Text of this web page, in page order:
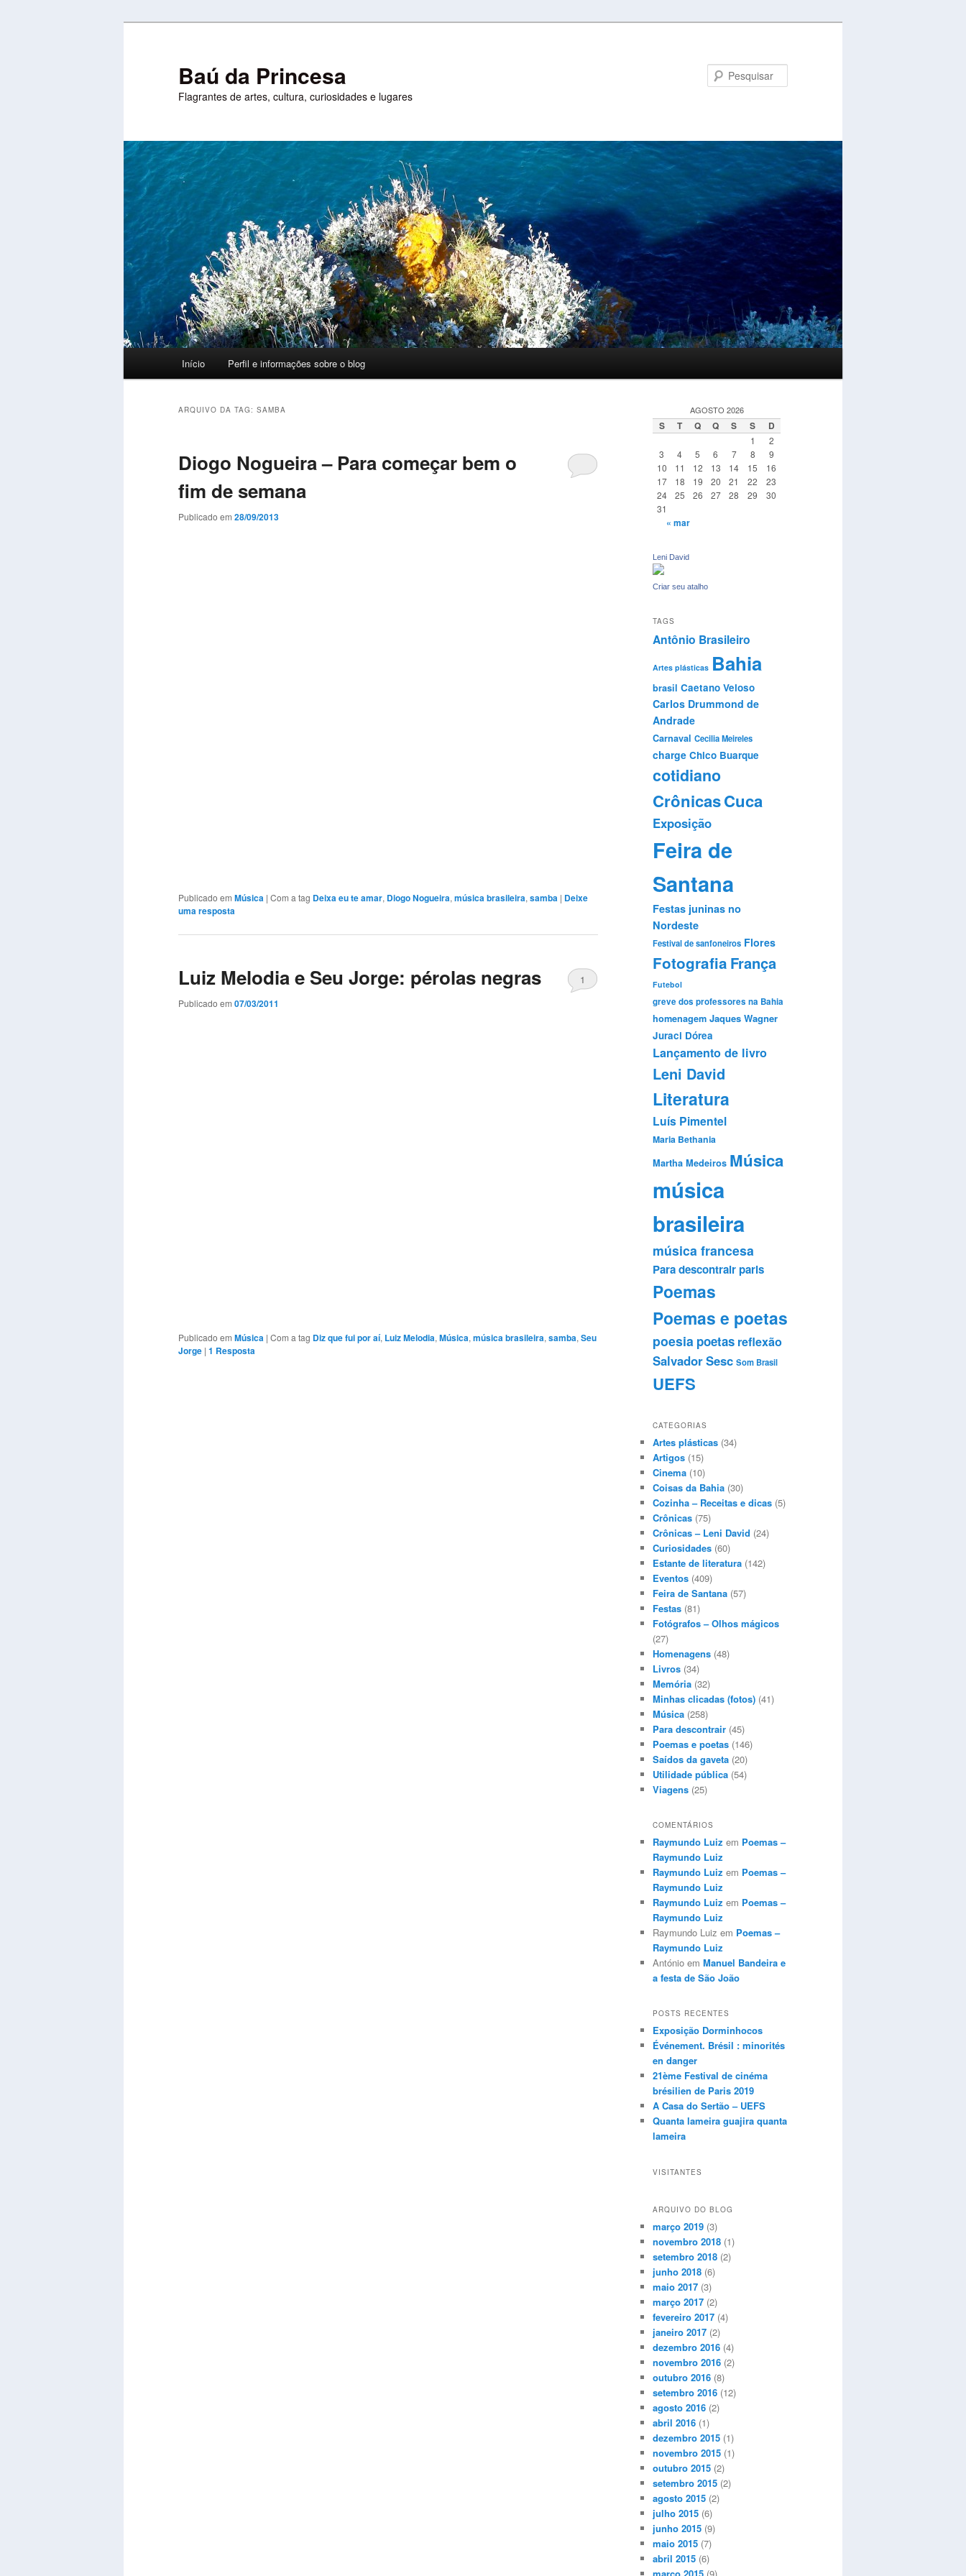
Baú da Princesa
Flagrantes de artes, cultura, curiosidades e lugares
Início Perfil e informações sobre o blog
ARQUIVO DA TAG: SAMBA
Diogo Nogueira – Para começar bem o
fim de semana
Publicado em 28/09/2013
Publicado em Música | Com a tag Deixa eu te amar, Diogo Nogueira, música brasileira, samba | Deixe
uma resposta
Luiz Melodia e Seu Jorge: pérolas negras
Publicado em 07/03/2011
1
Publicado em Música | Com a tag Diz que fui por aí, Luiz Melodia, Música, música brasileira, samba, Seu
Jorge | 1 Resposta
AGOSTO 2026
S T Q Q S S D
1
2
3
4 5 6 7 8
9
10
11 12 13 14 15
16
17
18 19 20 21 22
23
24
25 26 27 28 29
30
31
« mar
Leni David
Criar seu atalho
TAGS
Antônio Brasileiro
Artes plásticas Bahia
brasil Caetano Veloso
Carlos Drummond de
Andrade
Carnaval Cecilia Meireles
charge Chico Buarque
cotidiano
CrônicasCuca
Exposição
Feira de
Santana
Festas juninas no
Nordeste
Festival de sanfoneiros Flores
Fotografia França
Futebol
greve dos professores na Bahia
homenagem Jaques Wagner
Juraci Dórea
Lançamento de livro
Leni David
Literatura
Luís Pimentel
Maria Bethania
Martha Medeiros Música
música
brasileira
música francesa
Para descontrairparis
Poemas
Poemas e poetas
poesia poetas reflexão
SalvadorSesc Som Brasil
UEFS
CATEGORIAS
Artes plásticas (34)
Artigos (15)
Cinema (10)
Coisas da Bahia (30)
Cozinha – Receitas e dicas (5)
Crônicas (75)
Crônicas – Leni David (24)
Curiosidades (60)
Estante de literatura (142)
Eventos (409)
Feira de Santana (57)
Festas (81)
Fotógrafos – Olhos mágicos
(27)
Homenagens (48)
Livros (34)
Memória (32)
Minhas clicadas (fotos) (41)
Música (258)
Para descontrair (45)
Poemas e poetas (146)
Saídos da gaveta (20)
Utilidade pública (54)
Viagens (25)
COMENTÁRIOS
Raymundo Luiz em Poemas –
Raymundo Luiz
Raymundo Luiz em Poemas –
Raymundo Luiz
Raymundo Luiz em Poemas –
Raymundo Luiz
Raymundo Luiz em Poemas –
Raymundo Luiz
António em Manuel Bandeira e
a festa de São João
POSTS RECENTES
Exposição Dorminhocos
Événement. Brésil : minorités
en danger
21ème Festival de cinéma
brésilien de Paris 2019
A Casa do Sertão – UEFS
Quanta lameira guajira quanta
lameira
VISITANTES
ARQUIVO DO BLOG
março 2019 (3)
novembro 2018 (1)
setembro 2018 (2)
junho 2018 (6)
maio 2017 (3)
março 2017 (2)
fevereiro 2017 (4)
janeiro 2017 (2)
dezembro 2016 (4)
novembro 2016 (2)
outubro 2016 (8)
setembro 2016 (12)
agosto 2016 (2)
abril 2016 (1)
dezembro 2015 (1)
novembro 2015 (1)
outubro 2015 (2)
setembro 2015 (2)
agosto 2015 (2)
julho 2015 (6)
junho 2015 (9)
maio 2015 (7)
abril 2015 (6)